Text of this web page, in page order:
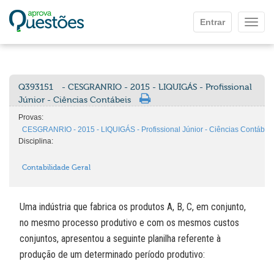
Entrar
Q393151
- CESGRANRIO - 2015 - LIQUIGÁS - Profissional
Júnior - Ciências Contábeis
Provas:
CESGRANRIO - 2015 - LIQUIGÁS - Profissional Júnior - Ciências Contábeis
Disciplina:
Contabilidade Geral
Uma indústria que fabrica os produtos A, B, C, em conjunto,
no mesmo processo produtivo e com os mesmos custos
conjuntos, apresentou a seguinte planilha referente à
produção de um determinado período produtivo: